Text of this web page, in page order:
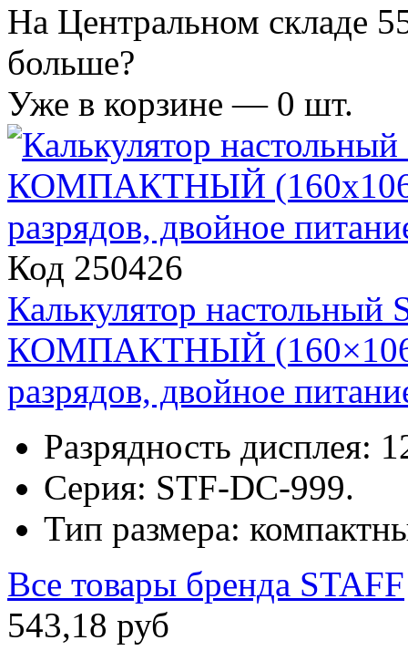
На Центральном складе
больше?
Уже в корзине — 0 шт.
Код 250426
Калькулятор
КОМПАКТНЫЙ
разрядов, двойное
Разрядность дисплея:
Серия: STF-DC-999.
Тип размера:
Все товары бренда STAFF
543,18 руб